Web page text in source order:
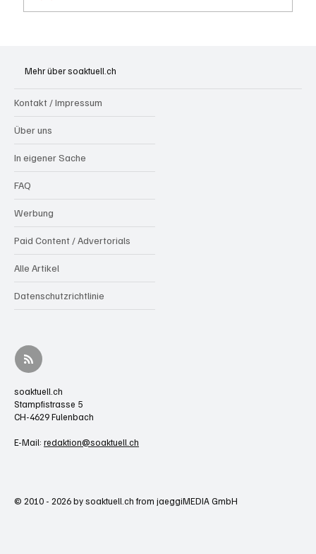
aufrütteln
Mehr über soaktuell.ch
Kontakt / Impressum
Über uns
In eigener Sache
FAQ
Werbung
Paid Content / Advertorials
Alle Artikel
Datenschutzrichtlinie
soaktuell.ch
Stampfistrasse 5
CH-4629 Fulenbach
E-Mail: redaktion@soaktuell.ch
© 2010 - 2026 by soaktuell.ch from jaeggiMEDIA GmbH